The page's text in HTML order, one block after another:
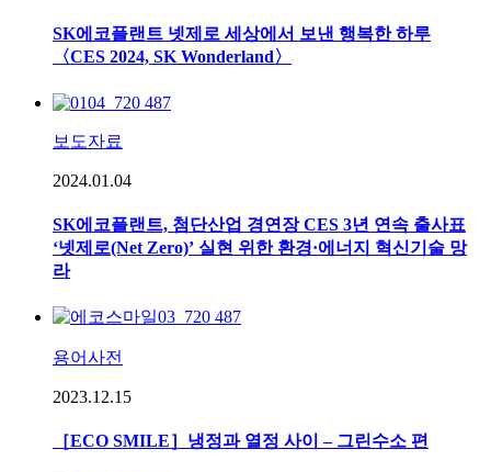
SK에코플랜트 넷제로 세상에서 보낸 행복한 하루
〈CES 2024, SK Wonderland〉
보도자료
2024.01.04
SK에코플랜트, 첨단산업 경연장 CES 3년 연속 출사표
‘넷제로(Net Zero)’ 실현 위한 환경·에너지 혁신기술 망
라
용어사전
2023.12.15
［ECO SMILE］냉정과 열정 사이 – 그린수소 편